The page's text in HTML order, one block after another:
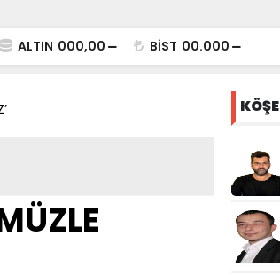
ALTIN 000,00 BİST 00.000
KÖŞE